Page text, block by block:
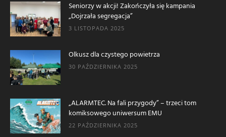
Seniorzy w akcji! Zakończyła się kampania
„Dojrzała segregacja”
3 LISTOPADA 2025
Olkusz dla czystego powietrza
30 PAŹDZIERNIKA 2025
„ALARMTEC. Na fali przygody” – trzeci tom
komiksowego uniwersum EMU
22 PAŹDZIERNIKA 2025